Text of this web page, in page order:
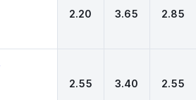
2.20 3.65 2.85
2.55 3.40 2.55